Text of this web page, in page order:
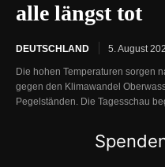
alle längst tot
DEUTSCHLAND 5. August
Die hohen Temperaturen sorgen
gegen den Klimawandel
Pegelständen. Die Tagesschau